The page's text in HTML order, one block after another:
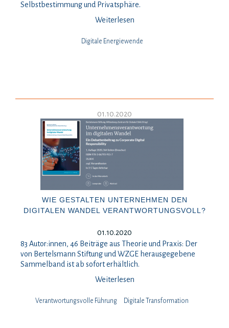
Selbstbestimmung und Privatsphäre.
Weiterlesen
Digitale Energiewende
01.10.2020
WIE GESTALTEN UNTERNEHMEN DEN
DIGITALEN WANDEL VERANTWORTUNGSVOLL?
01.10.2020
83 Autor:innen, 46 Beiträge aus Theorie und Praxis: Der
von Bertelsmann Stiftung und WZGE herausgegebene
Sammelband ist ab sofort erhältlich.
Weiterlesen
Verantwortungsvolle Führung Digitale Transformation